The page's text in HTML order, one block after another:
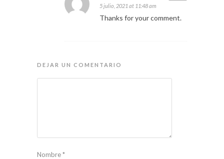
5 julio, 2021 at 11:48 am
Thanks for your comment.
DEJAR UN COMENTARIO
Nombre*